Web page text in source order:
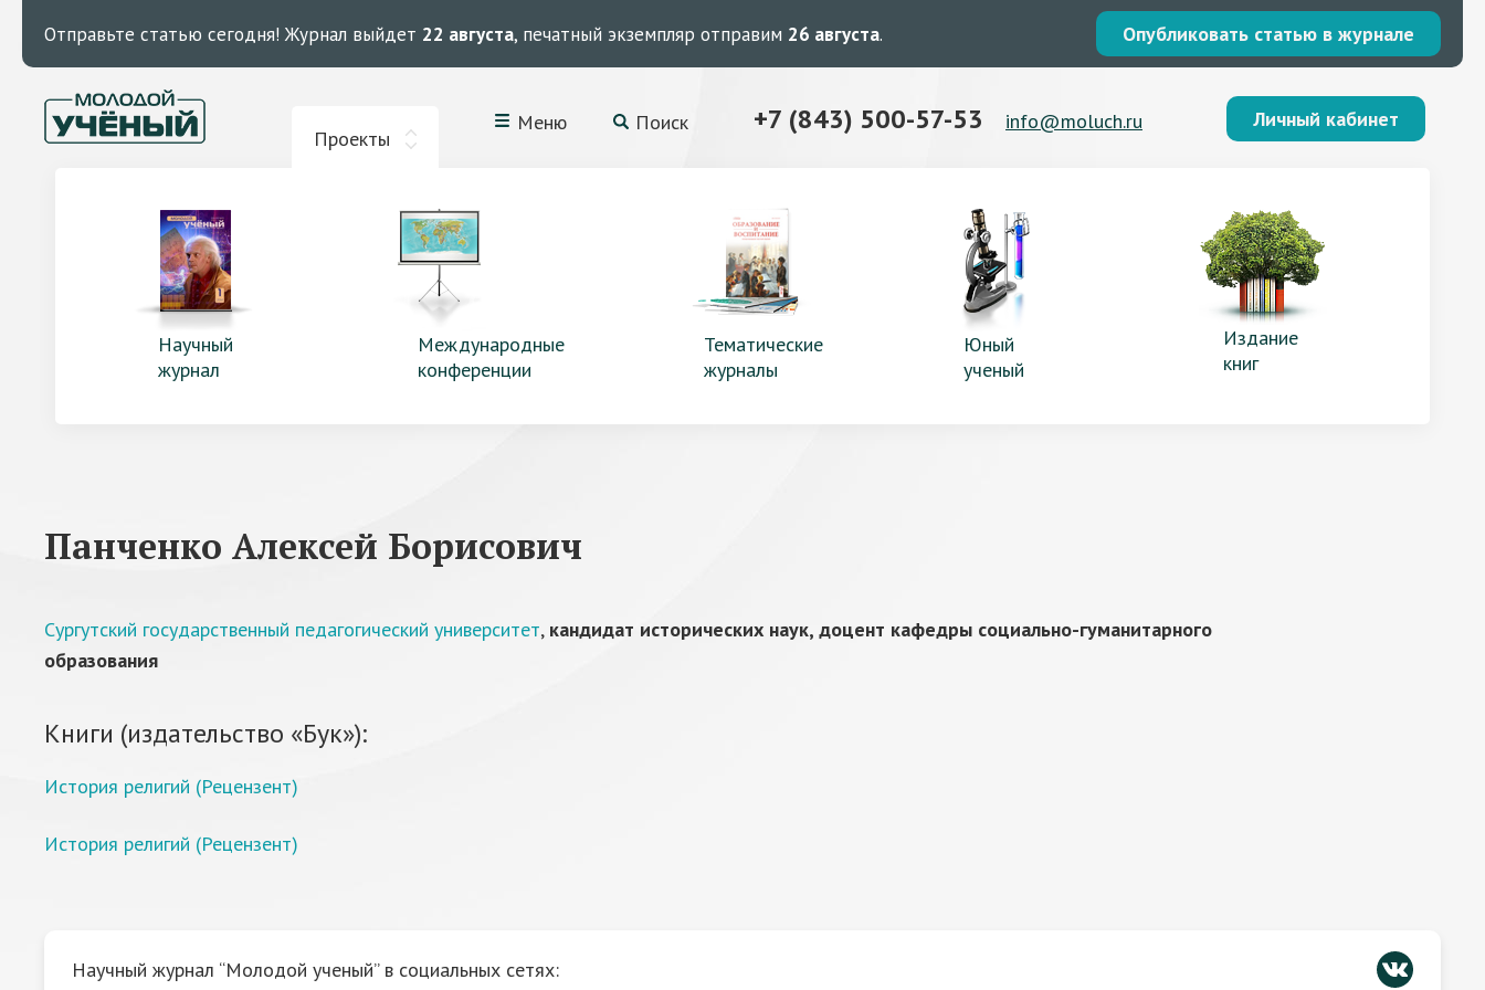
Отправьте статью сегодня! Журнал выйдет 22 августа, печатный экземпляр отправим 26 августа. Опубликовать статью в журнале
Проекты
Меню Поиск +7 (843) 500-57-53 info@moluch.ru Личный кабинет
Научный
журнал
Международные
конференции
Тематические
журналы
Юный
ученый
Издание
книг
Панченко Алексей Борисович
Сургутский государственный педагогический университет, кандидат исторических наук, доцент кафедры социально-гуманитарного
образования
Книги (издательство «Бук»):
История религий (Рецензент)
История религий (Рецензент)
Научный журнал “Молодой ученый” в социальных сетях: